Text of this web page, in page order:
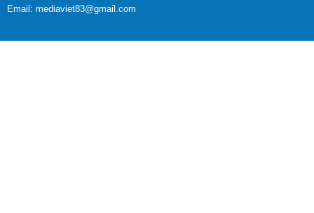
Email: mediaviet83@gmail.com